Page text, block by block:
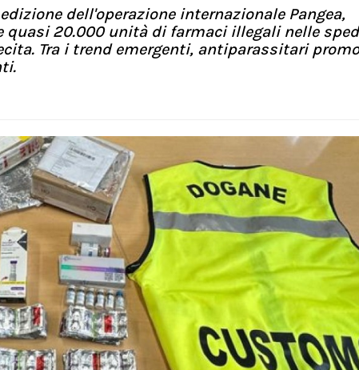
dell'operazione internazionale Pangea,
quasi 20.000 unità di farmaci illegali nelle
Tra i trend emergenti, antiparassitari